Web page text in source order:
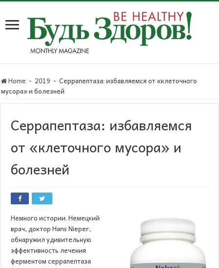
Home - 2019 - Серрапептаза: избавляемся от «клеточного
мусора» и болезней
Серрапептаза: избавляемся
от «клеточного мусора» и
болезней
Немного истории. Немецкий
врач, доктор Hans Nieper,
обнаружил удивительную
эффективность лечения
ферментом серрапептаза